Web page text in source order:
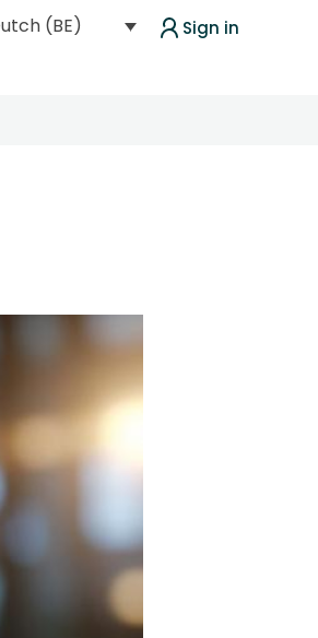
(BE) Sign in